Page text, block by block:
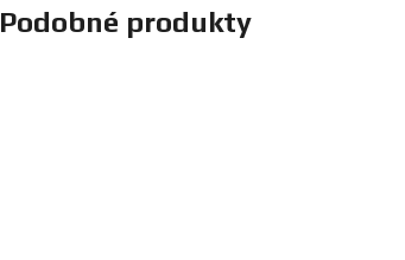
Podobné produkty